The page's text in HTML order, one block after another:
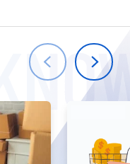
W2
会社情報
TW